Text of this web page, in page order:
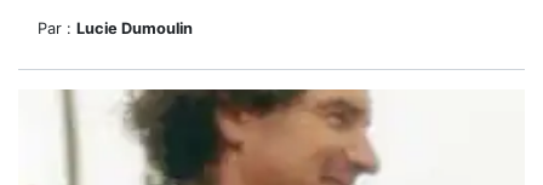
Par : Lucie Dumoulin